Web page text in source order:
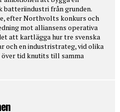
från grunden.
efter Northvolts konkurs och
mot alliansens operativa
att kartlägga hur tre svenska
och en industristrateg, vid olika
tid knutits till samma